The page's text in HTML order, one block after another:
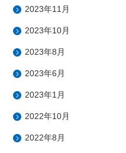
2023年11月
2023年10月
2023年8月
2023年6月
2023年1月
2022年10月
2022年8月